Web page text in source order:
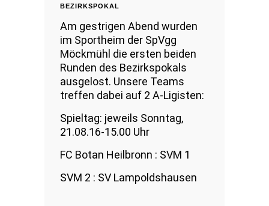
EZIRKSPOKAL
Am gestrigen Abend wurden
im Sportheim der SpVgg
Möckmühl die ersten beiden
Runden des Bezirkspokals
ausgelost. Unsere Teams
treffen dabei auf 2 A-Ligisten:
Spieltag: jeweils Sonntag,
21.08.16-15.00 Uhr
FC Botan Heilbronn : SVM 1
SVM 2 : SV Lampoldshausen